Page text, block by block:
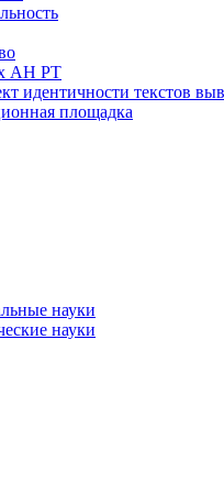
АН РТ
идентичности текстов
площадка
науки
науки